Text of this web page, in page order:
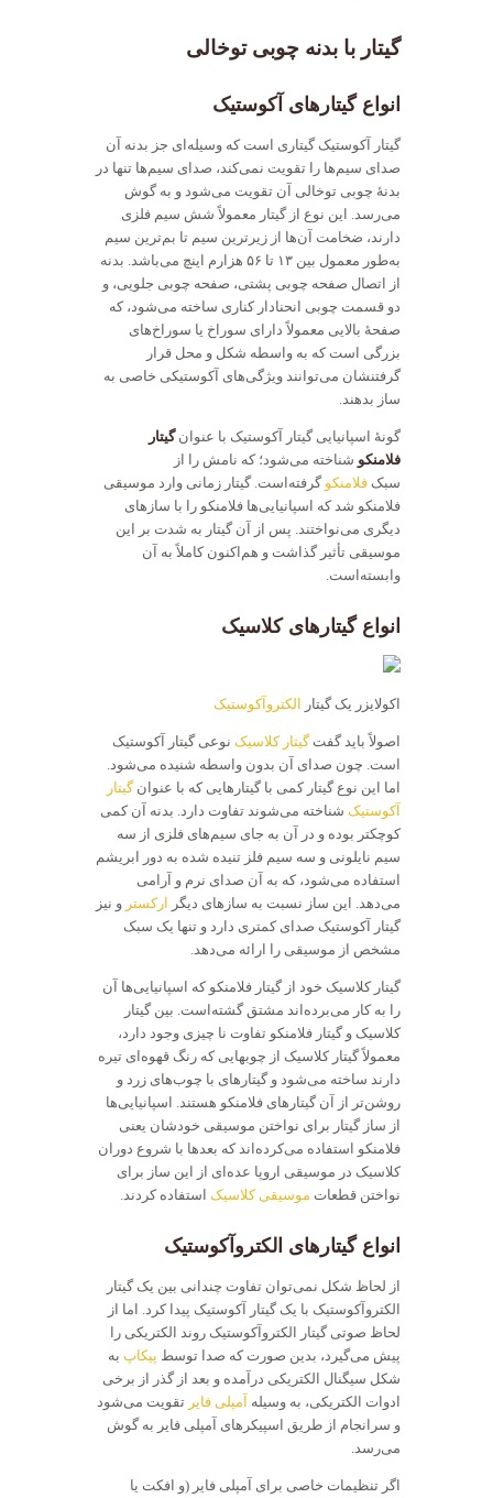
گیتار با بدنه چوبی توخالی
انواع گیتارهای آکوستیک
گیتار آکوستیک گیتاری است که وسیله‌ای جز بدنه آن
صدای سیم‌ها را تقویت نمی‌کند، صدای سیم‌ها تنها در
بدنهٔ چوبی توخالی آن تقویت می‌شود و به گوش
می‌رسد. این نوع از گیتار معمولاً شش سیم فلزی
دارند، ضخامت آن‌ها از زیرترین سیم تا بم‌ترین سیم
به‌طور معمول بین ۱۳ تا ۵۶ هزارم اینچ می‌باشد. بدنه
از اتصال صفحه چوبی پشتی، صفحه چوبی جلویی، و
دو قسمت چوبی انحنادار کناری ساخته می‌شود، که
صفحهٔ بالایی معمولاً دارای سوراخ یا سوراخ‌های
بزرگی است که به واسطه شکل و محل قرار
گرفتنشان می‌توانند ویژگی‌های آکوستیکی خاصی به
ساز بدهند.
گونهٔ اسپانیایی گیتار آکوستیک با عنوانگیتار
فلامنکو شناخته می‌شود؛ که نامش را از
سبک فلامنکو گرفته‌است. گیتار زمانی وارد موسیقی
فلامنکو شد که اسپانیایی‌ها فلامنکو را با سازهای
دیگری می‌نواختند. پس از آن گیتار به شدت بر این
موسیقی تأثیر گذاشت و هم‌اکنون کاملاً به آن
وابسته‌است.
انواع گیتارهای کلاسیک
اکولایزر یک گیتار الکتروآکوستیک
اصولاً باید گفتگیتار کلاسیک نوعی گیتار آکوستیک
است. چون صدای آن بدون واسطه شنیده می‌شود.
اما این نوع گیتار کمی با گیتارهایی که با عنوانگیتار
آکوستیک شناخته می‌شوند تفاوت دارد. بدنه آن کمی
کوچکتر بوده و در آن به جای سیم‌های فلزی از سه
سیم نایلونی و سه سیم فلز تنیده شده به دور ابریشم
استفاده می‌شود، که به آن صدای نرم و آرامی
می‌دهد. این ساز نسبت به سازهای دیگر
ارکستر و نیز
گیتار آکوستیک صدای کمتری دارد و تنها یک سبک
مشخص از موسیقی را ارائه می‌دهد.
گیتار کلاسیک خود از گیتار فلامنکو که اسپانیایی‌ها آن
را به کار می‌برده‌اند مشتق گشته‌است. بین گیتار
کلاسیک و گیتار فلامنکو تفاوت نا چیزی وجود دارد،
معمولاً گیتار کلاسیک از چوبهایی که رنگ قهوه‌ای تیره
دارند ساخته می‌شود و گیتارهای با چوب‌های زرد و
روشن‌تر از آن گیتارهای فلامنکو هستند. اسپانیایی‌ها
از ساز گیتار برای نواختن موسیقی خودشان یعنی
فلامنکو استفاده می‌کرده‌اند که بعدها با شروع دوران
کلاسیک در موسیقی اروپا عده‌ای از این ساز برای
نواختن قطعات موسیقی کلاسیک استفاده کردند.
انواع گیتارهای الکتروآکوستیک
از لحاظ شکل نمی‌توان تفاوت چندانی بین یک گیتار
الکتروآکوستیک با یک گیتار آکوستیک پیدا کرد. اما از
لحاظ صوتی گیتار الکتروآکوستیک روند الکتریکی را
پیش می‌گیرد، بدین صورت که صدا توسط پیکاپ به
شکل سیگنال الکتریکی درآمده و بعد از گذر از برخی
ادوات الکتریکی، به وسیله آمپلی فایر تقویت می‌شود
و سرانجام از طریق اسپیکرهای آمپلی فایر به گوش
می‌رسد.
اگر تنظیمات خاصی برای آمپلی فایر (و افکت یا